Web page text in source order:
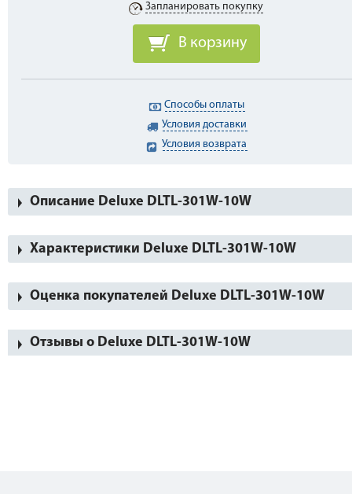
Запланировать покупку
В корзину
Способы оплаты
Условия доставки
Условия возврата
Описание Deluxe DLTL-301W-10W
Характеристики Deluxe DLTL-301W-10W
Оценка покупателей Deluxe DLTL-301W-10W
Отзывы о Deluxe DLTL-301W-10W